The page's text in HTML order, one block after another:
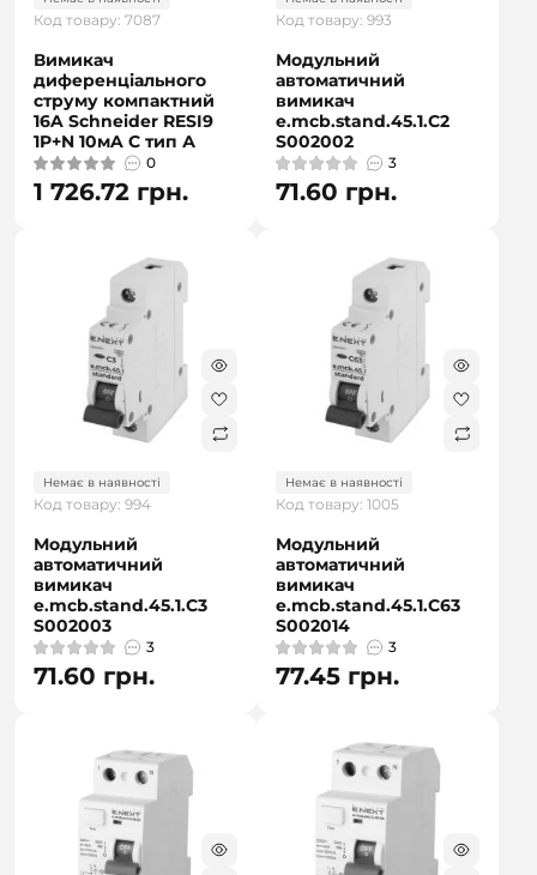
Код товару: 7087
Вимикач
диференціального
струму компактний
16A Schneider RESI9
1P+N 10мA C тип А
0
1 726.72 грн.
Код товару: 993
Модульний
автоматичний
вимикач
e.mcb.stand.45.1.C2
S002002
3
71.60 грн.
Немає в наявності
Код товару: 994
Модульний
автоматичний
вимикач
e.mcb.stand.45.1.C3
S002003
3
71.60 грн.
Немає в наявності
Код товару: 1005
Модульний
автоматичний
вимикач
e.mcb.stand.45.1.C63
S002014
3
77.45 грн.